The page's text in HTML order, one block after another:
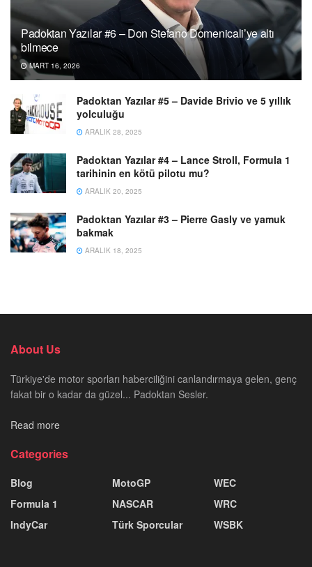
Padoktan Yazılar #6 – Don Stefano Domenicali’ye altı
bilmece
MART 16, 2026
Padoktan Yazılar #5 – Davide Brivio ve 5 yıllık
yolculuğu
ARALIK 28, 2025
Padoktan Yazılar #4 – Lance Stroll, Formula 1
tarihinin en kötü pilotu mu?
ARALIK 20, 2025
Padoktan Yazılar #3 – Pierre Gasly ve yamuk
bakmak
ARALIK 18, 2025
About Us
Türkiye'de motor sporları haberciliğini canlandırmaya gelen, genç
fakat bir o kadar da güzel... Padoktan Sesler.
Read more
Categories
Blog
Formula 1
IndyCar
MotoGP
NASCAR
Türk Sporcular
WEC
WRC
WSBK